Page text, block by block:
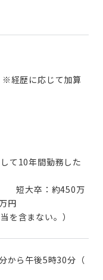
経歴に応じて加算
て10年間勤務した
短大卒：約450万
円
から午後5時30分（